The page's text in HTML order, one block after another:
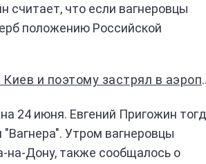
что если вагнеровцы
положению Российской
застрял в аэропорту Еревана
24 июня. Евгений Пригожин
Утром вагнеровцы
на-Дону, также сообщалось о